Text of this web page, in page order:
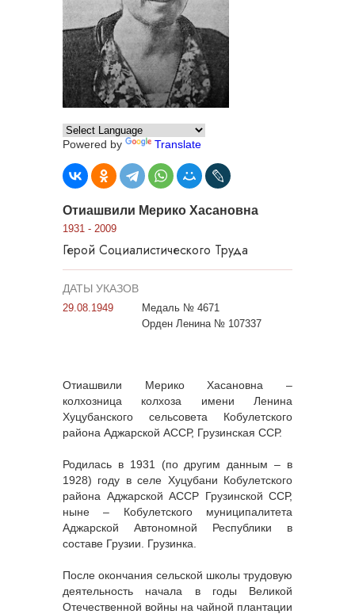
Powered by Translate
Отиашвили Мерико Хасановна
1931 - 2009
Герой Социалистического Труда
ДАТЫ УКАЗОВ
29.08.1949
Медаль № 4671
Орден Ленина № 107337
Отиашвили Мерико Хасановна –
колхозница колхоза имени Ленина
Хуцубанского сельсовета Кобулетского
района Аджарской АССР, Грузинская ССР.
Родилась в 1931 (по другим данным – в
1928) году в селе Хуцубани Кобулетского
района Аджарской АССР Грузинской ССР,
ныне – Кобулетского муниципалитета
Аджарской Автономной Республики в
составе Грузии. Грузинка.
После окончания сельской школы трудовую
деятельность начала в годы Великой
Отечественной войны на чайной плантации